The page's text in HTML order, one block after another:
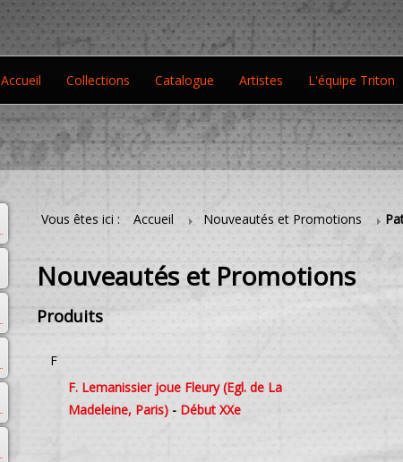
Accueil Collections Catalogue Artistes L'équipe Triton
Vous êtes ici : Accueil Nouveautés et Promotions
Nouveautés et Promotions
Produits
F
F. Lemanissier joue Fleury (Egl. de La
Madeleine, Paris) - Début XXe